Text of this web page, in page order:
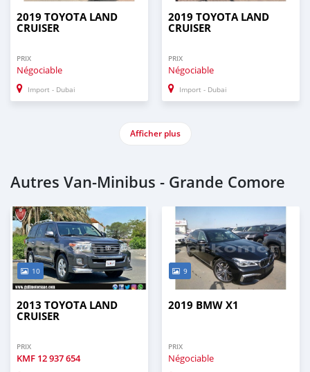
2019 TOYOTA LAND
CRUISER
PRIX
Négociable
Import - Dubai
2019 TOYOTA LAND
CRUISER
PRIX
Négociable
Import - Dubai
Afficher plus
Autres Van‒Minibus - Grande Comore
10
2013 TOYOTA LAND
CRUISER
PRIX
KMF 12 937 654
9
2019 BMW X1
PRIX
Négociable